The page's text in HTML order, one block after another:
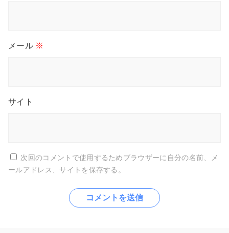
メール ※
サイト
次回のコメントで使用するためブラウザーに自分の名前、メ
ールアドレス、サイトを保存する。